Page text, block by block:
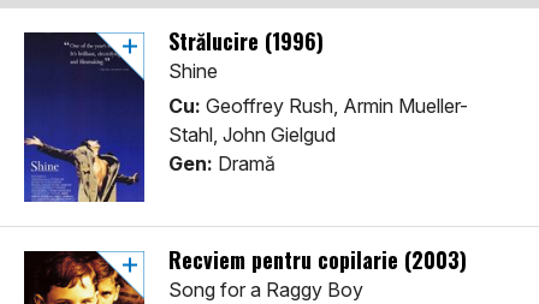
Strălucire (1996)
Shine
Cu: Geoffrey Rush, Armin Mueller-
Stahl, John Gielgud
Gen: Dramă
Recviem pentru copilarie (2003)
Song for a Raggy Boy